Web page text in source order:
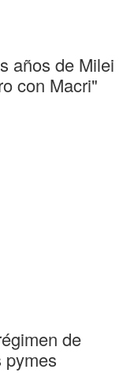
años de Milei
con Macri"
de
pymes